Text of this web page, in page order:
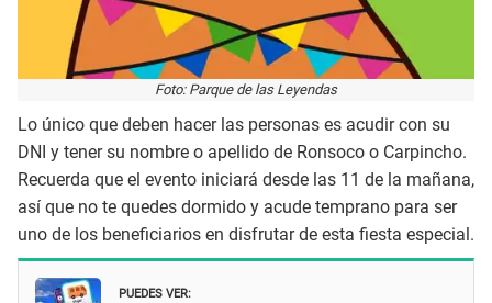
Foto: Parque de las Leyendas
Lo único que deben hacer las personas es acudir con su
DNI y tener su nombre o apellido de Ronsoco o Carpincho.
Recuerda que el evento iniciará desde las 11 de la mañana,
así que no te quedes dormido y acude temprano para ser
uno de los beneficiarios en disfrutar de esta fiesta especial.
PUEDES VER: